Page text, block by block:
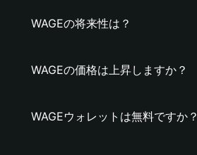
WAGEの将来性は？
WAGEの価格は上昇しますか？
WAGEウォレットは無料ですか？